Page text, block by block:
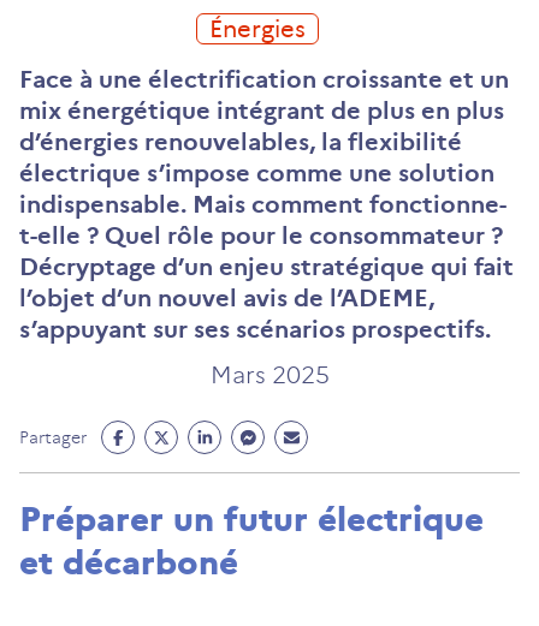
Énergies
Face à une électrification croissante et un
mix énergétique intégrant de plus en plus
d’énergies renouvelables, la flexibilité
électrique s’impose comme une solution
indispensable. Mais comment fonctionne-
t-elle ? Quel rôle pour le consommateur ?
Décryptage d’un enjeu stratégique qui fait
l’objet d’un nouvel avis de l’ADEME,
s’appuyant sur ses scénarios prospectifs.
Mars 2025
Partager
Partage
Facebook
un
nouvel
Partage
Twitter
un
nouvel
Partage
Linkedin
un
nouvel
Partage
Messenger
un
nouvel
Partage
Mail
un
Préparer un futur électrique
et décarboné